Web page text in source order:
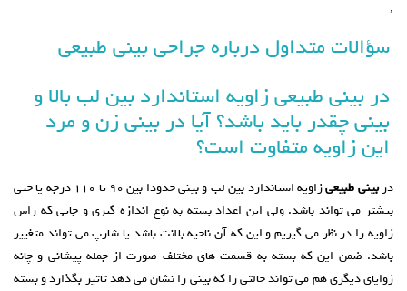
;
سؤالات متداول درباره جراحی بینی طبیعی
در بینی طبیعی زاویه استاندارد بین لب بالا و
بینی چقدر باید باشد؟ آیا در بینی زن و مرد
این زاویه متفاوت است؟
دربینی طبیعی
زاویه استاندارد بین لب و بینی حدودا بین ۹۰ تا ۱۱۰ درجه یا حتی
بیشتر می تواند باشد. ولی این اعداد بسته به نوع اندازه گیری و جایی که راس
زاویه را در نظر می گیریم و این که آن ناحیه بلانت باشد یا شارپ می تواند متغییر
باشد. ضمن این که بسته به قسمت های مختلف صورت از جمله پیشانی و چانه
زوایای دیگری هم می تواند حالتی را که بینی را نشان می دهد تاثیر بگذارد و بسته